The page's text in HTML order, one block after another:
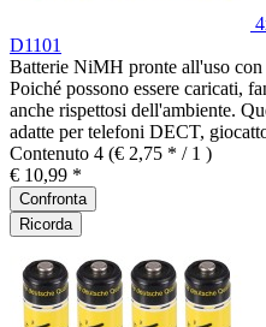
D1101
Batterie NiMH pronte all'uso con
Poiché possono essere caricati,
anche rispettosi dell'ambiente.
adatte per telefoni DECT,
Contenuto 4 (€ 2,75 * / 1 )
€ 10,99 *
Confronta
Ricorda